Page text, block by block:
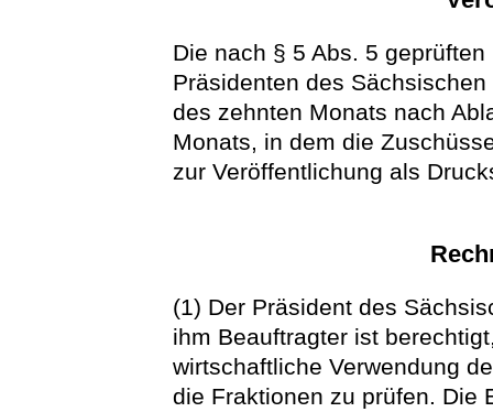
Die nach § 5 Abs. 5
Präsidenten des
des zehnten Monats nach
Monats, in dem die
zur Veröffentlichung als
(1) Der Präsident des
ihm Beauftragter ist
wirtschaftliche Verwendung
die Fraktionen zu prüfen. Die